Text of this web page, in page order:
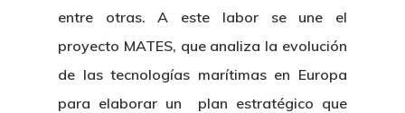
entre otras. A este labor se une el
proyecto MATES, que analiza la evolución
de las tecnologías marítimas en Europa
para elaborar un plan estratégico que
Plan De Igualdad